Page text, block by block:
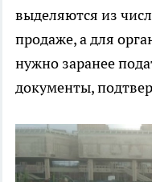
выделяются из
продаже, а для
нужно заранее
документы,